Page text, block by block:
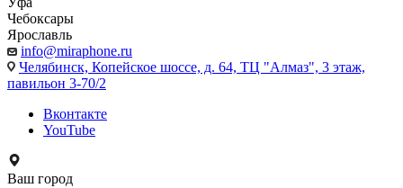
Чебоксары
Ярославль
info@miraphone.ru
Челябинск, Копейское шоссе, д. 64, ТЦ "Алмаз", 3 этаж,
павильон 3-70/2
Вконтакте
YouTube
Ваш город